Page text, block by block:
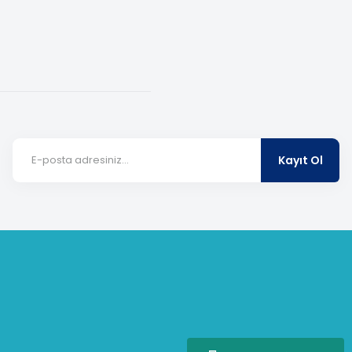
Kayıt Ol